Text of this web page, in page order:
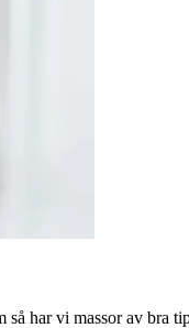
har vi massor av bra